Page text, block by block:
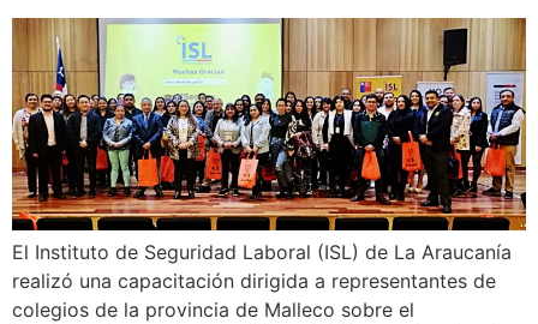
El Instituto de Seguridad Laboral (ISL) de La Araucanía
realizó una capacitación dirigida a representantes de
colegios de la provincia de Malleco sobre el